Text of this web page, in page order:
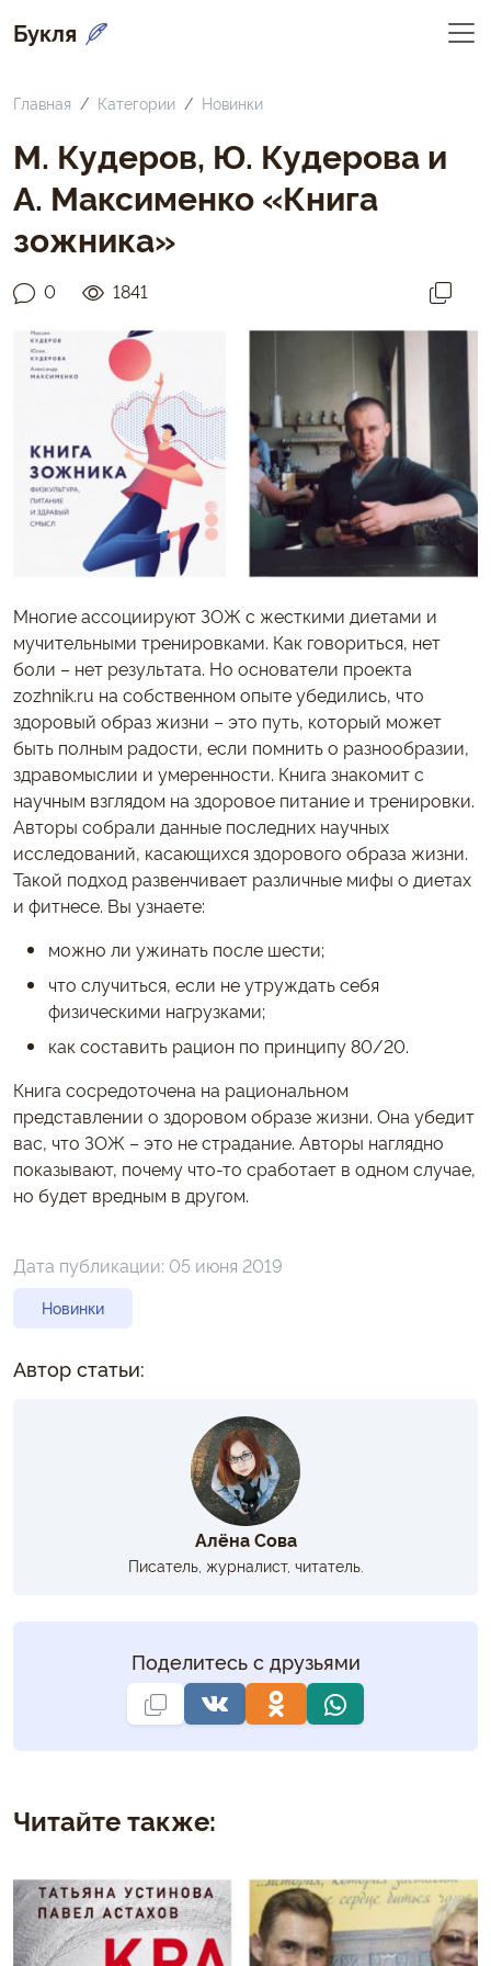
Букля
Главная Категории Новинки
М. Кудеров, Ю. Кудерова и
А. Максименко «Книга
зожника»
0 1841
Многие ассоциируют ЗОЖ с жесткими диетами и
мучительными тренировками. Как говориться, нет
боли – нет результата. Но основатели проекта
zozhnik.ru на собственном опыте убедились, что
здоровый образ жизни – это путь, который может
быть полным радости, если помнить о разнообразии,
здравомыслии и умеренности. Книга знакомит с
научным взглядом на здоровое питание и тренировки.
Авторы собрали данные последних научных
исследований, касающихся здорового образа жизни.
Такой подход развенчивает различные мифы о диетах
и фитнесе. Вы узнаете:
можно ли ужинать после шести;
что случиться, если не утруждать себя
физическими нагрузками;
как составить рацион по принципу 80/20.
Книга сосредоточена на рациональном
представлении о здоровом образе жизни. Она убедит
вас, что ЗОЖ – это не страдание. Авторы наглядно
показывают, почему что-то сработает в одном случае,
но будет вредным в другом.
Дата публикации: 05 июня 2019
Новинки
Автор статьи:
Алёна Сова
Писатель, журналист, читатель.
Поделитесь с друзьями
Читайте также: